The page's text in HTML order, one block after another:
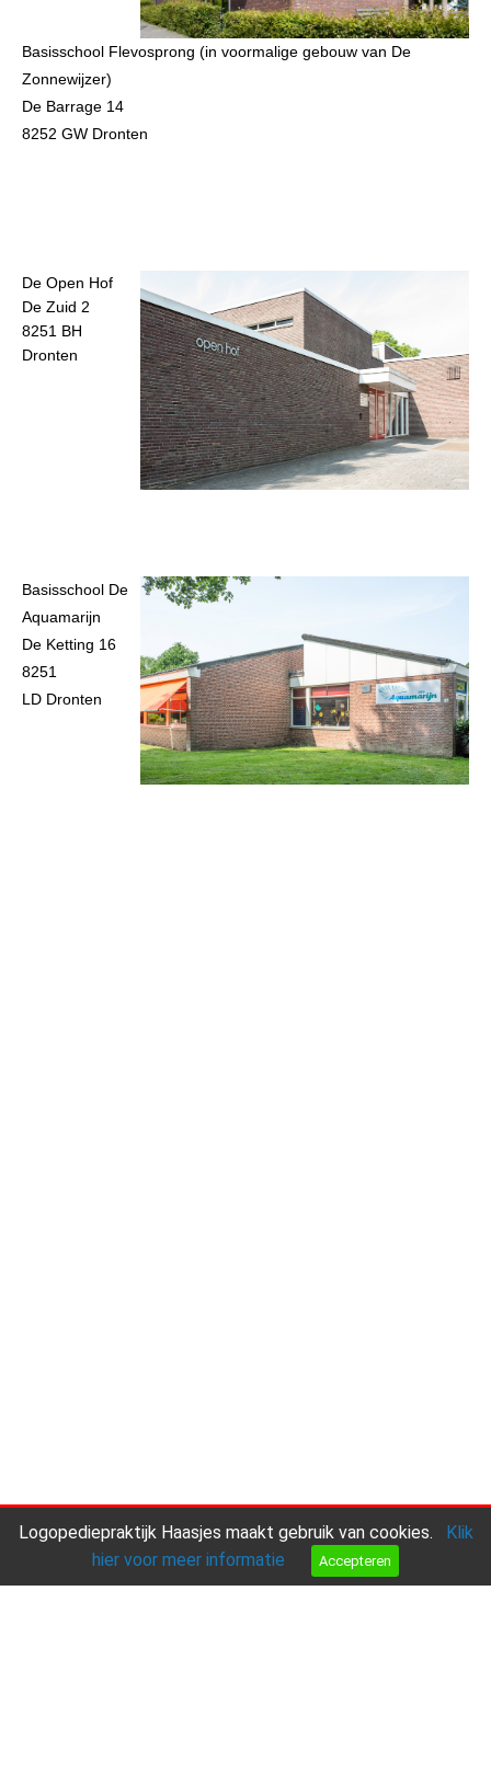
Basisschool Flevosprong (in voormalige gebouw van De
Zonnewijzer)
De Barrage 14
8252 GW Dronten
De Open Hof
De Zuid 2
8251 BH
Dronten
Basisschool De
Aquamarijn
De Ketting 16
8251
LD Dronten
Logopediepraktijk Haasjes maakt gebruik van cookies.
Klik
hier voor meer informatie
Accepteren